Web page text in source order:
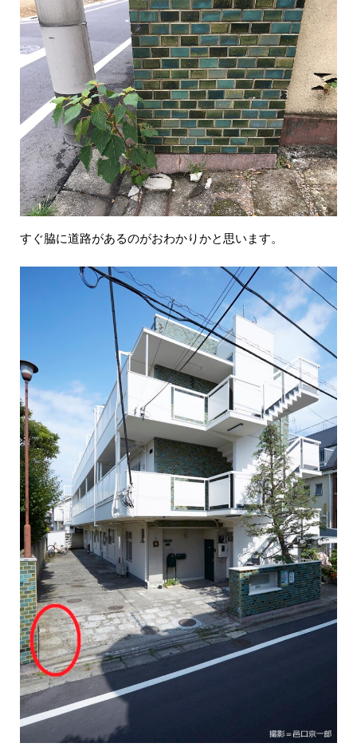
すぐ脇に道路があるのがおわかりかと思います。